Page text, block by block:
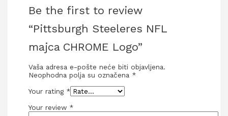
Be the first to review
“Pittsburgh Steeleres NFL
majca CHROME Logo”
Vaša adresa e-pošte neće biti objavljena.
Neophodna polja su označena *
Your rating *
Your review *